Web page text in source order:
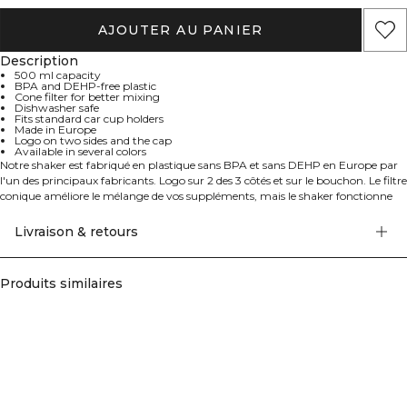
AJOUTER AU PANIER
Description
500 ml capacity
BPA and DEHP-free plastic
Cone filter for better mixing
Dishwasher safe
Fits standard car cup holders
Made in Europe
Logo on two sides and the cap
Available in several colors
Notre shaker est fabriqué en plastique sans BPA et sans DEHP en Europe par
l'un des principaux fabricants. Logo sur 2 des 3 côtés et sur le bouchon. Le filtre
conique améliore le mélange de vos suppléments, mais le shaker fonctionne
Filtre conique pour un meilleur mélange. Plastique sans BPA et sans DEHP.
Fabriqué en Europe. Disponible en plusieurs couleurs.
Livraison & retours
Produits similaires